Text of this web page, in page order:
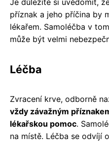
Je důležité si uvědomit,
příznak a jeho příčina by
lékařem. Samoléčba v
může být velmi
Léčba
Zvracení krve, odborně
vždy závažným
lékařskou pomoc.
na místě. Léčba se odvíjí